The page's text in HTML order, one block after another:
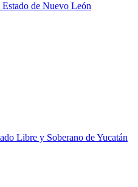
de Nuevo León
Libre y Soberano de Yucatán